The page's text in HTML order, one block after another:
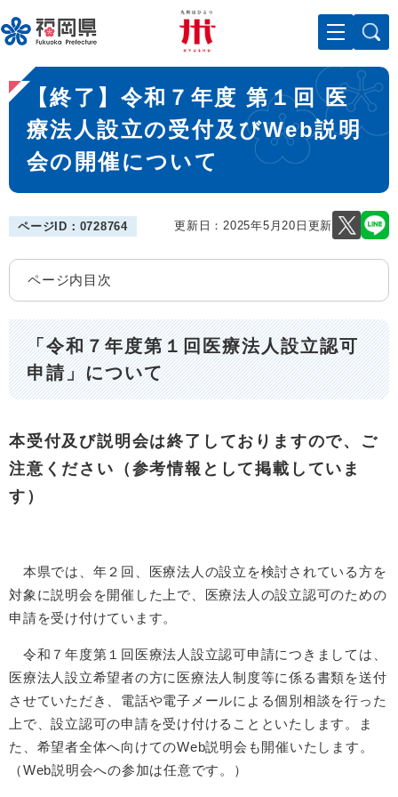
ー
ジ
先
頭
メニューを飛ばして本文へ
本
文
【終了】令和７年度 第１回 医
療法人設立の受付及びWeb説明
会の開催について
ページID：0728764 更新日：2025年5月20日更新
ページ内目次
「令和７年度第１回医療法人設立認可
申請」について
本受付及び説明会は終了しておりますので、ご
注意ください（参考情報として掲載していま
す）
本県では、年２回、医療法人の設立を検討されている方を
対象に説明会を開催した上で、医療法人の設立認可のための
申請を受け付けています。
令和７年度第１回医療法人設立認可申請につきましては、
医療法人設立希望者の方に医療法人制度等に係る書類を送付
させていただき、電話や電子メールによる個別相談を行った
上で、設立認可の申請を受け付けることといたします。ま
た、希望者全体へ向けてのWeb説明会も開催いたします。
（Web説明会への参加は任意です。）